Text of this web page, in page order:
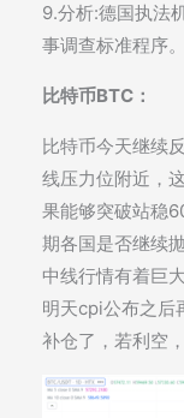
9.分析:德国执法
事调查标准程序。
比特币BTC：
比特币今天继续
线压力位附近，
果能够突破站稳
期各国是否继续
中线行情有着巨
明天cpi公布之后
补仓了，若利空